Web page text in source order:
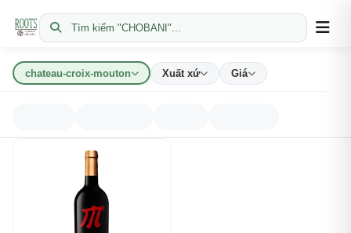
Tìm kiếm "CHOBANI"...
chateau-croix-mouton Xuất xứ Giá